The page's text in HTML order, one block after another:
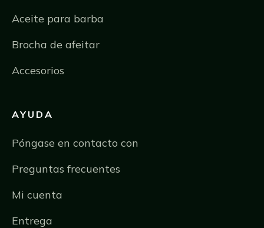
Aceite para barba
Brocha de afeitar
Accesorios
AYUDA
Póngase en contacto con
Preguntas frecuentes
Mi cuenta
Entrega